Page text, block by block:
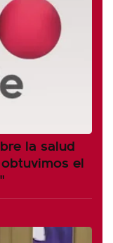
la salud
el